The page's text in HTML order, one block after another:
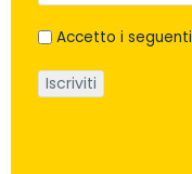
Accetto i seguenti